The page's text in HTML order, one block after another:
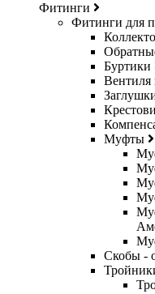
Фитинги
Фитинги для
Буртики
Вентиля
Муфты
Скобы -